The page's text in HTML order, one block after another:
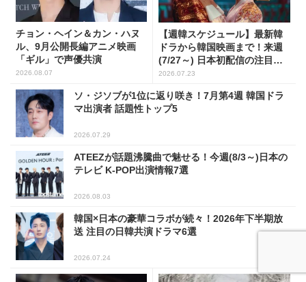
チョン・ヘイン＆カン・ハヌ
ル、9月公開長編アニメ映画
「ギル」で声優共演
2026.08.07
【週韓スケジュール】最新韓
ドラから韓国映画まで！来週
(7/27～) 日本初配信の注目作3
選
2026.07.23
ソ・ジソブが1位に返り咲き！7月第4週 韓国ドラ
マ出演者 話題性トップ5
2026.07.29
ATEEZが話題沸騰曲で魅せる！今週(8/3～)日本の
テレビ K-POP出演情報7選
2026.08.03
韓国×日本の豪華コラボが続々！2026年下半期放
送 注目の日韓共演ドラマ6選
2026.07.24